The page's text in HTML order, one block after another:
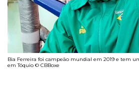
Bia Ferreira foi campeão mundial em 2019 e tem
em Tóquio © CBBoxe